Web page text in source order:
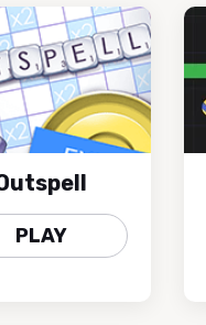
PLAY